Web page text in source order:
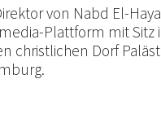
von Nabd El-
Plattform mit Sitz
christlichen Dorf